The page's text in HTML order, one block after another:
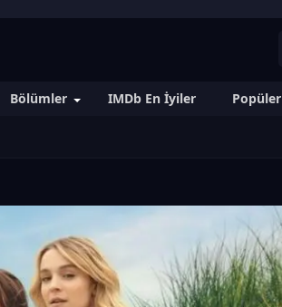
Bölümler IMDb En İyiler Popüler